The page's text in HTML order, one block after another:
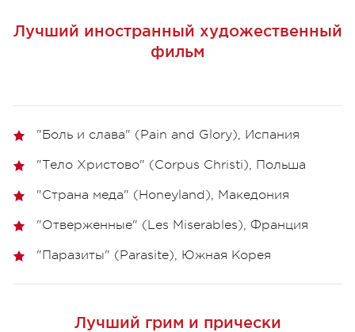
Лучший иностранный художественный
фильм
"Боль и слава" (Pain and Glory), Испания
"Тело Христово" (Corpus Christi), Польша
"Страна меда" (Honeyland), Македония
"Отверженные" (Les Miserables), Франция
"Паразиты" (Parasite), Южная Корея
Лучший грим и прически